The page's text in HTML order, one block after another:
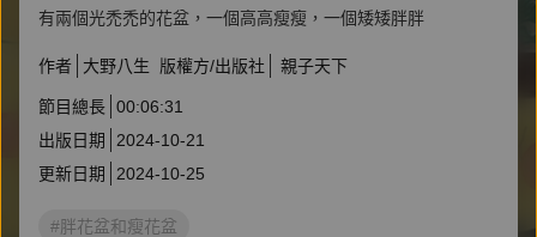
有兩個光禿禿的花盆，一個高高瘦瘦，一個矮矮胖胖
作者 大野八生 版權方/出版社 親子天下
節目總長 00:06:31
出版日期
2024-10-21
更新日期
2024-10-25
#胖花盆和瘦花盆